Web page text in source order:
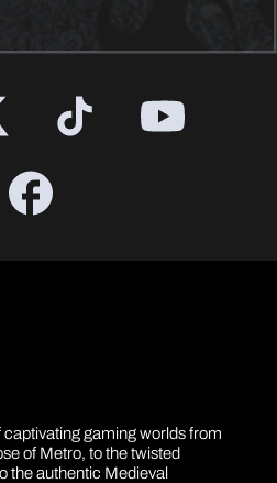
captivating gaming worlds from
of Metro, to the twisted
the authentic Medieval